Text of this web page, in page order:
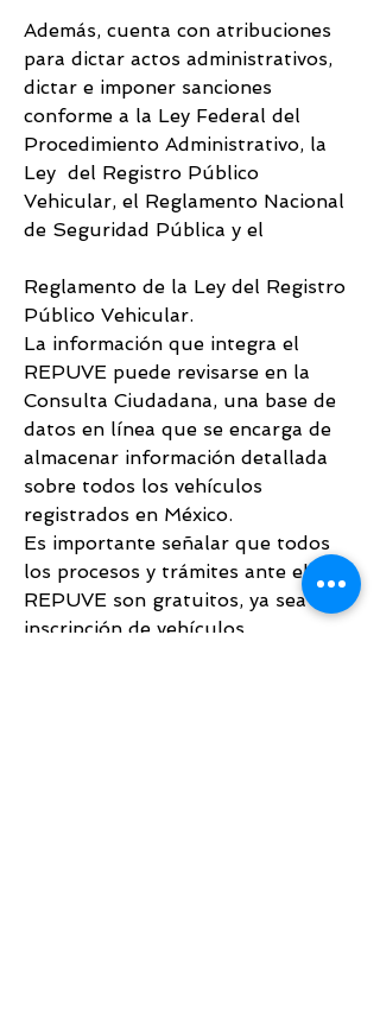
Además, cuenta con atribuciones
para dictar actos administrativos,
dictar e imponer sanciones
conforme a la Ley Federal del
Procedimiento Administrativo, la
Ley  del Registro Público
Vehicular, el Reglamento Nacional
de Seguridad Pública y el
Reglamento de la Ley del Registro
Público Vehicular.
La información que integra el
REPUVE puede revisarse en la
Consulta Ciudadana, una base de
datos en línea que se encarga de
almacenar información detallada
sobre todos los vehículos
registrados en México.
Es importante señalar que todos
los procesos y trámites ante el
REPUVE son gratuitos, ya sea
inscripción de vehículos,